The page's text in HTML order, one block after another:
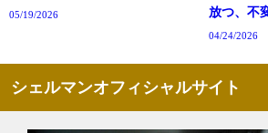
05/19/2026
放つ、不
04/24/2026
シェルマンオフィシャルサイト